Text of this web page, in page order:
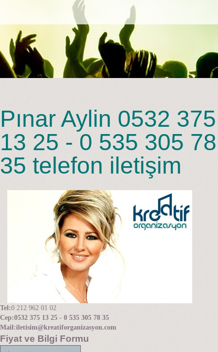
Pınar Aylin 0532 375
13 25 - 0 535 305 78
35 telefon iletişim
Tel:0 212 962 01 02
Cep:0532 375 13 25 - 0 535 305 78 35
Mail:iletisim@kreatiforganizasyon.com
Fiyat ve Bilgi Formu